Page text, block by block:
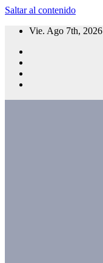
Saltar al contenido
Vie. Ago 7th, 2026